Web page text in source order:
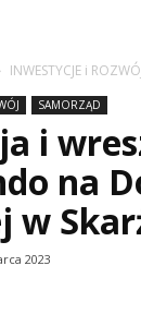
INWESTYCJE i
SAMORZĄD
i
na
w
2023